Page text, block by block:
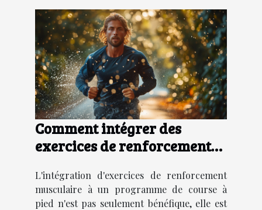
Comment intégrer des
exercices de renforcement
entraînement de course à
pied
L'intégration d'exercices de renforcement
musculaire à un programme de course à
pied n'est pas seulement bénéfique, elle est